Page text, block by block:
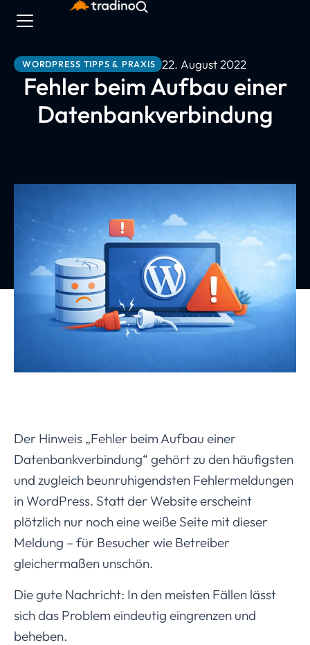
WORDPRESS TIPPS & PRAXIS 22. August 2022
Fehler beim Aufbau einer
Datenbankverbindung
Der Hinweis „Fehler beim Aufbau einer
Datenbankverbindung“ gehört zu den häufigsten
und zugleich beunruhigendsten Fehlermeldungen
in WordPress. Statt der Website erscheint
plötzlich nur noch eine weiße Seite mit dieser
Meldung – für Besucher wie Betreiber
gleichermaßen unschön.
Die gute Nachricht: In den meisten Fällen lässt
sich das Problem eindeutig eingrenzen und
beheben.